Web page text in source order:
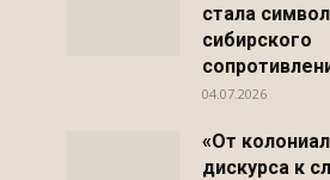
стала
сибирского
04.07.2026
«От
дискурса к